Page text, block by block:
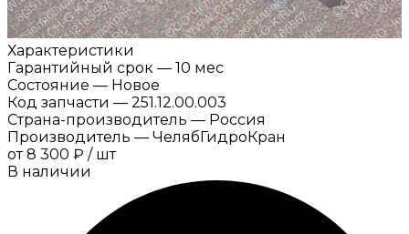
Характеристики
Гарантийный срок — 10 мес
Состояние — Новое
Код запчасти — 251.12.00.003
Страна-производитель — Россия
Производитель — ЧелябГидроКран
от 8 300 ₽ / шт
В наличии